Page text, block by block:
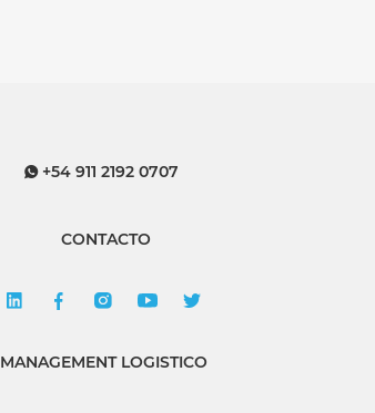
+54 911 2192 0707
CONTACTO
MANAGEMENT LOGISTICO